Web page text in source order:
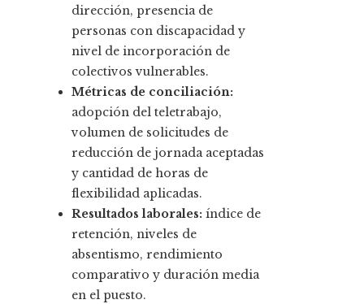
dirección, presencia de
personas con discapacidad y
nivel de incorporación de
colectivos vulnerables.
Métricas de conciliación:
adopción del teletrabajo,
volumen de solicitudes de
reducción de jornada aceptadas
y cantidad de horas de
flexibilidad aplicadas.
Resultados laborales: índice de
retención, niveles de
absentismo, rendimiento
comparativo y duración media
en el puesto.